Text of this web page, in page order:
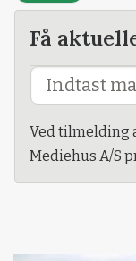
Få
Ved tilmelding
Mediehus A/S